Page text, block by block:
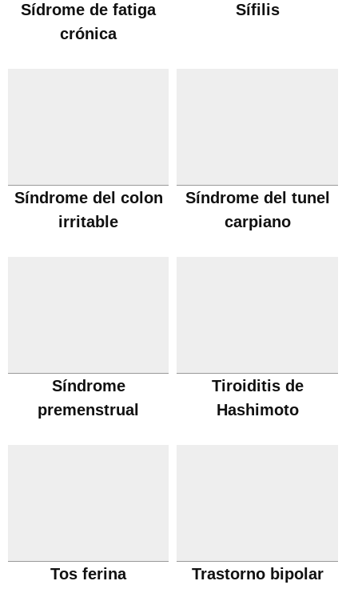
Sídrome de fatiga
crónica
Sífilis
Síndrome del colon
irritable
Síndrome del tunel
carpiano
Síndrome
premenstrual
Tiroiditis de
Hashimoto
Tos ferina Trastorno bipolar